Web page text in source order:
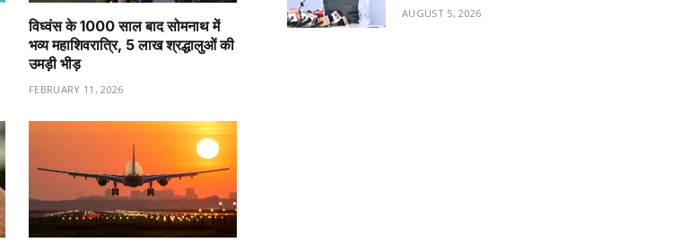
विध्वंस के 1000 साल बाद सोमनाथ में
भव्य महाशिवरात्रि, 5 लाख श्रद्धालुओं की
उमड़ी भीड़
FEBRUARY 11, 2026
AUGUST 5, 2026